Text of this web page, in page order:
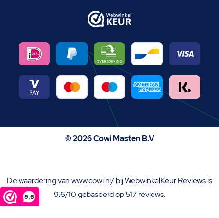
9,6
© 2026 Cowi Masten B.V
De waardering van www.cowi.nl/ bijWebwinkelKeur Reviewsis
9.6/10 gebaseerd op 517 reviews.